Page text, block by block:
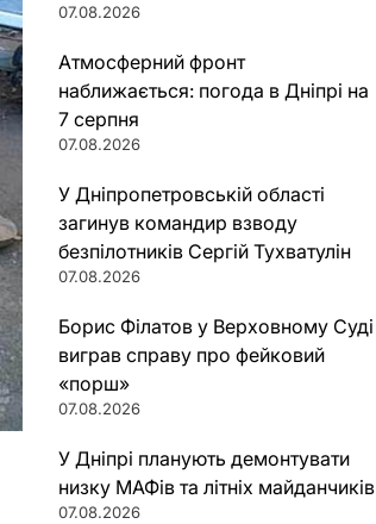
07.08.2026
Атмосферний фронт
наближається: погода в Дніпрі на
7 серпня
07.08.2026
У Дніпропетровській області
загинув командир взводу
безпілотників Сергій Тухватулін
07.08.2026
Борис Філатов у Верховному Суді
виграв справу про фейковий
«порш»
07.08.2026
У Дніпрі планують демонтувати
низку МАФів та літніх майданчиків
07.08.2026